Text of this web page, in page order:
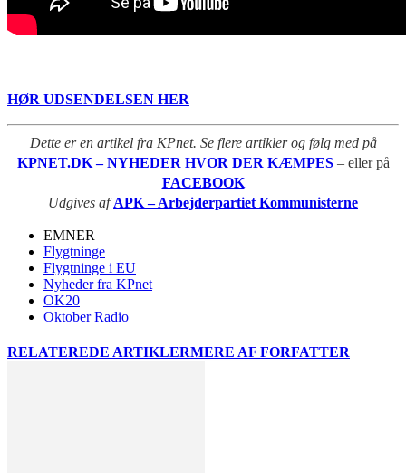
HØR UDSENDELSEN HER
Dette er en artikel fra KPnet. Se flere artikler og følg med på
KPNET.DK – NYHEDER HVOR DER KÆMPES – eller på
FACEBOOK
Udgives afAPK – Arbejderpartiet Kommunisterne
EMNER
Flygtninge
Flygtninge i EU
Nyheder fra KPnet
OK20
Oktober Radio
RELATEREDE ARTIKLERMERE AF FORFATTER